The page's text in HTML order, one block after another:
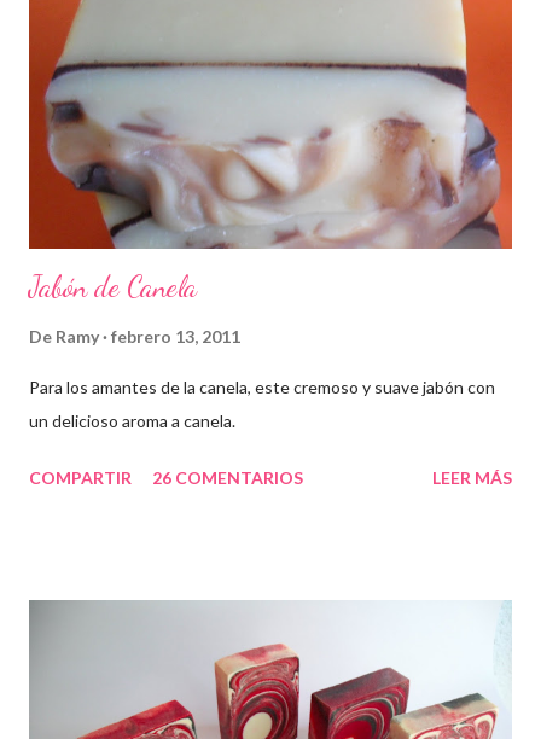
Jabón de Canela
De Ramy febrero 13, 2011
Para los amantes de la canela, este cremoso y suave jabón con
un delicioso aroma a canela.
COMPARTIR 26 COMENTARIOS LEER MÁS